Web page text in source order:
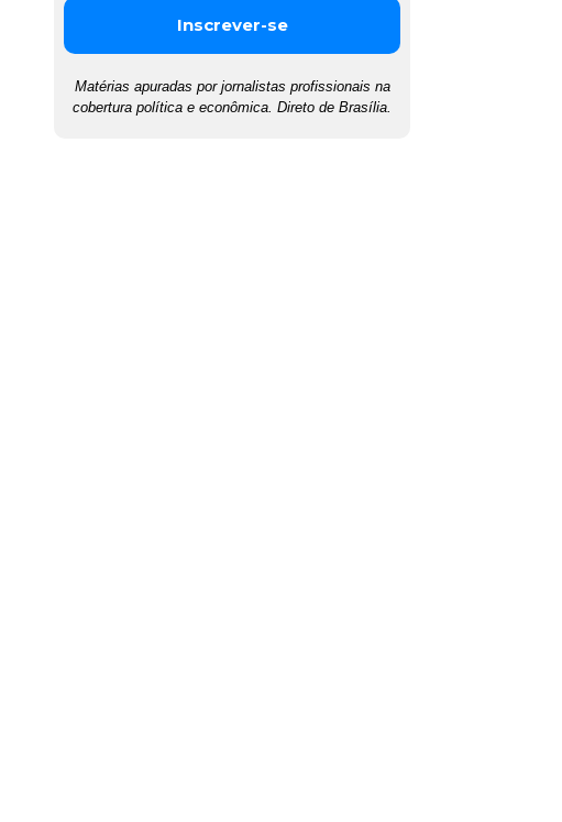
Matérias apuradas por jornalistas profissionais na
cobertura política e econômica. Direto de Brasília.